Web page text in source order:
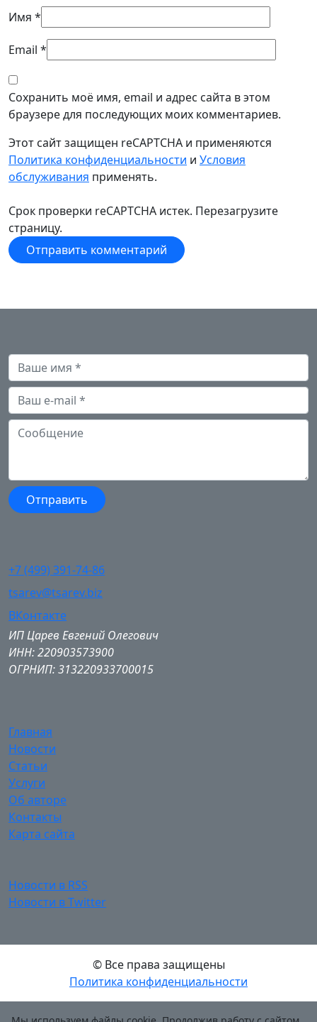
Имя *
Email *
Сохранить моё имя, email и адрес сайта в этом
браузере для последующих моих комментариев.
Этот сайт защищен reCAPTCHA и применяются
Политика конфиденциальности и Условия
обслуживания применять.
Срок проверки reCAPTCHA истек. Перезагрузите
страницу.
+7 (499) 391-74-86
tsarev@tsarev.biz
ВКонтакте
ИП Царев Евгений Олегович
ИНН: 220903573900
ОГРНИП: 313220933700015
Главная
Новости
Статьи
Услуги
Об авторе
Контакты
Карта сайта
Новости в RSS
Новости в Twitter
© Все права защищены
Политика конфиденциальности